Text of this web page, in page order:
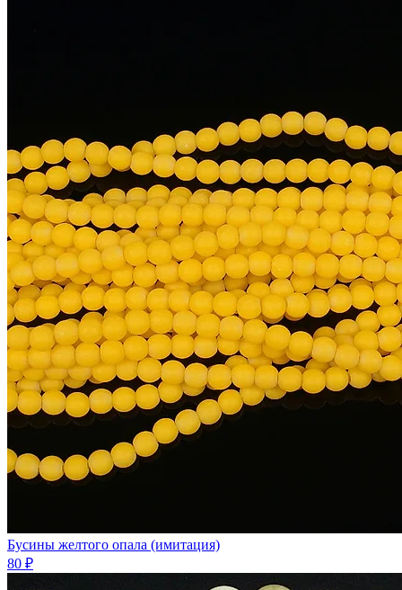
Бусины желтого опала (имитация)
80 ₽